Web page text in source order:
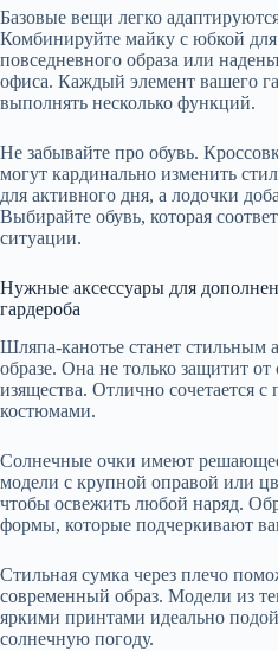
Базовые вещи легко
Комбинируйте майку с юбкой для
повседневного образа или
офиса. Каждый элемент вашего
выполнять несколько функций.
Не забывайте про обувь.
могут кардинально изменить
для активного дня, а лодочки
Выбирайте обувь, которая
ситуации.
Нужные аксессуары для
гардероба
Шляпа-канотье станет стильным
образе. Она не только защитит
изящества. Отлично сочетается
костюмами.
Солнечные очки имеют
модели с крупной оправой или
чтобы освежить любой наряд.
формы, которые подчеркивают
Стильная сумка через плечо
современный образ. Модели из
яркими принтами идеально
солнечную погоду.